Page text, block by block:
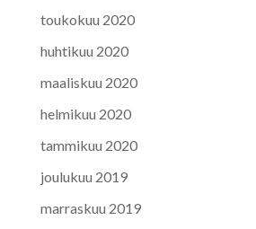
toukokuu 2020
huhtikuu 2020
maaliskuu 2020
helmikuu 2020
tammikuu 2020
joulukuu 2019
marraskuu 2019